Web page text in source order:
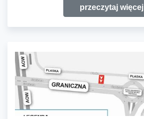
przeczytaj więcej